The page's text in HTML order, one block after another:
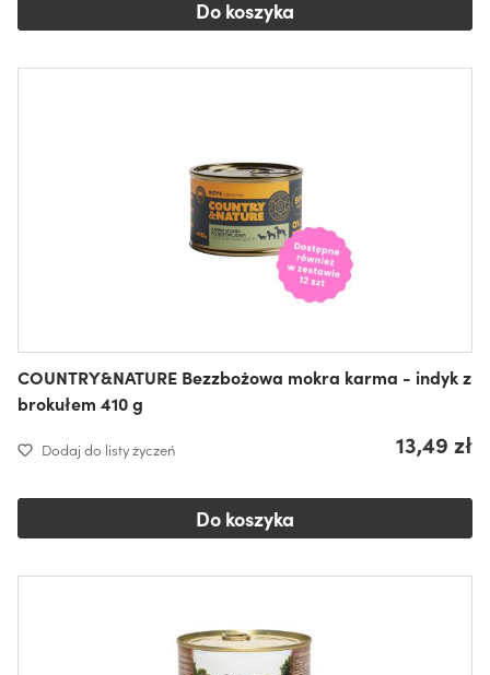
Do koszyka
COUNTRY&NATURE Bezzbożowa mokra karma - indyk z
brokułem 410 g
Dodaj do listy życzeń 13,49 zł
Do koszyka